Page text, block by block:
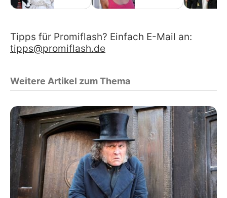
Tipps für Promiflash? Einfach E-Mail an:
tipps@promiflash.de
Weitere Artikel zum Thema